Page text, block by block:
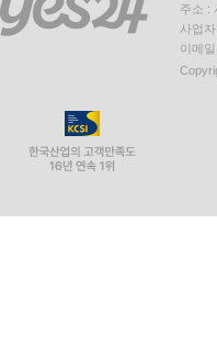
주소 :
사업
이메